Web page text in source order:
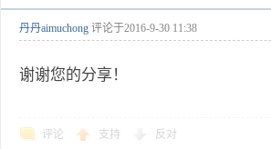
丹丹aimuchong 评论于2016-9-30 11:38
谢谢您的分享！
评论 支持 反对